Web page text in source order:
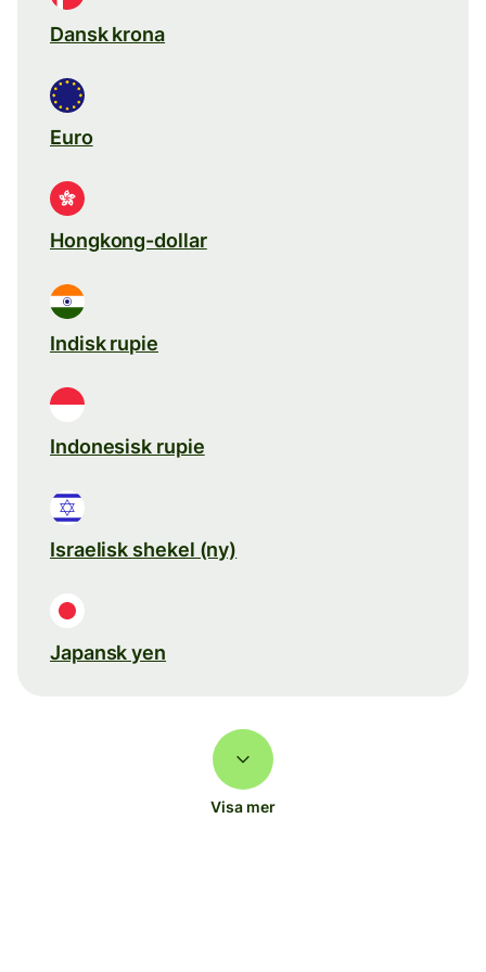
Dansk krona
Euro
Hongkong-dollar
Indisk rupie
Indonesisk rupie
Israelisk shekel (ny)
Japansk yen
Visa mer